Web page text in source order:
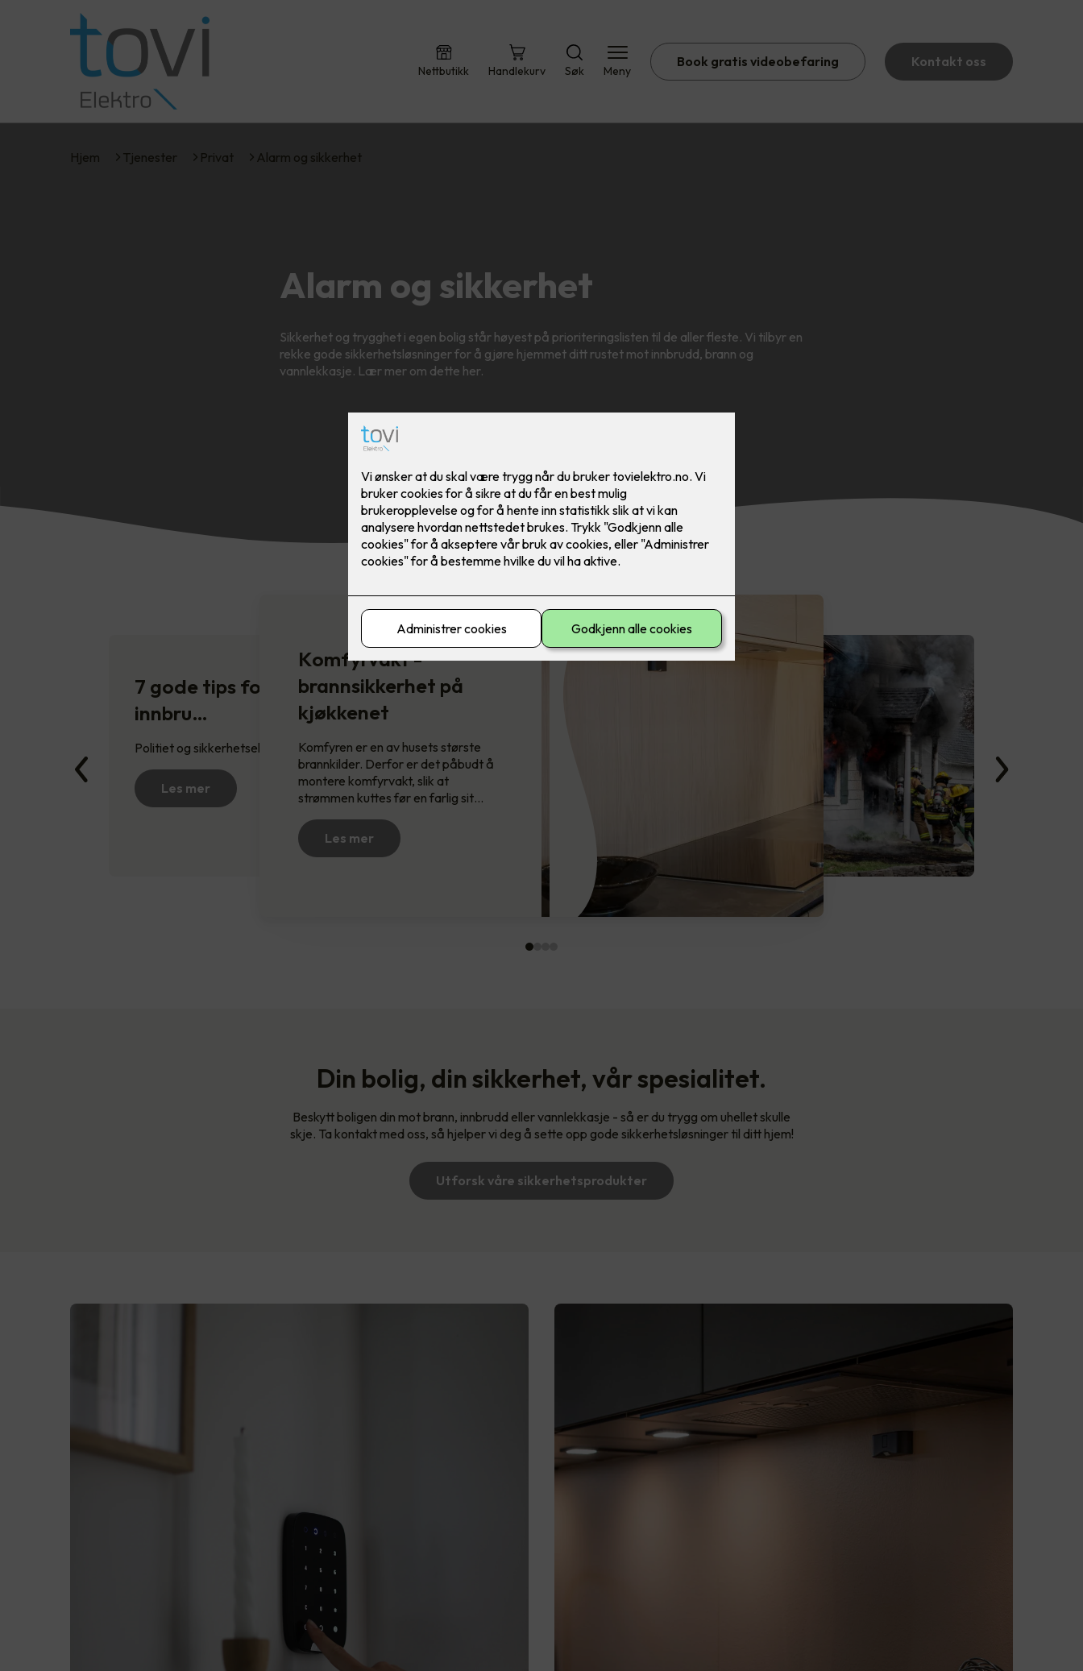
Nettbutikk Handlekurv Søk Meny
Book gratis videobefaring Kontakt oss
Hjem Tjenester Privat Alarm og sikkerhet
Alarm og sikkerhet
Sikkerhet og trygghet i egen bolig står høyest på prioriteringslisten til de aller fleste. Vi tilbyr en
rekke gode sikkerhetsløsninger for å gjøre hjemmet ditt rustet mot innbrudd, brann og
vannlekkasje. Lær mer om dette her.
Komfyrvakt -
brannsikkerhet på
kjøkkenet
Komfyren er en av husets største
brannkilder. Derfor er det påbudt å
montere komfyrvakt, slik at
strømmen kuttes før en farlig sit…
Les mer
Slik sikrer du boligen mot
Brannsikring redder liv. Det er derfor v…
7 gode tips for å unngå
innbru…
Politiet og sikkerhetseksperter har gjen…
Les mer
Din bolig, din sikkerhet, vår spesialitet.
Beskytt boligen din mot brann, innbrudd eller vannlekkasje - så er du trygg om uhellet skulle
skje. Ta kontakt med oss, så hjelper vi deg å sette opp gode sikkerhetsløsninger til ditt hjem!
Utforsk våre sikkerhetsprodukter